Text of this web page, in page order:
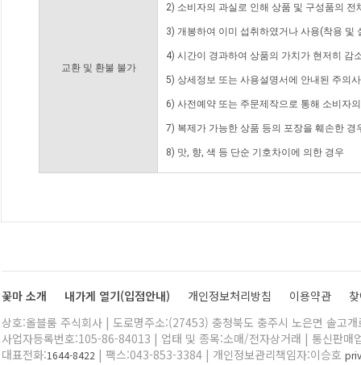
교환 및 환불 불가
2) 소비자의 과실로 인해 상품 및 구성품의
3) 개봉하여 이미 섭취하였거나 사용(착용 및
4) 시간이 경과하여 상품의 가치가 현저히 감
5) 상세정보 또는 사용설명서에 안내된 주의
6) 사전예약 또는 주문제작으로 통해 소비자
7) 복제가 가능한 상품 등의 포장을 훼손한 경
8) 맛, 향, 색 등 단순 기호차이에 의한 경우
꽃마 소개 내가게 열기(입점안내) 개인정보처리방침 이용약관
상호:올블룸 주식회사 | 도로명주소:(27453) 충청북도 충주시 노은면 솔고
사업자등록번호:105-86-84013 | 업태 및 종목:소매/전자상거래 | 통신판매
대표전화:1644-8422 | 팩스:043-853-3384 | 개인정보관리책임자:이승호